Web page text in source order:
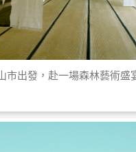
市出發，赴一場森林藝術盛